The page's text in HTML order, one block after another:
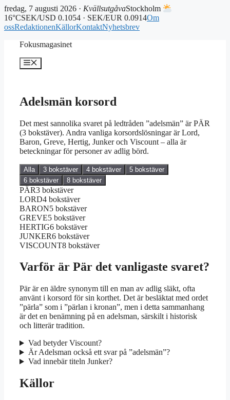
fredag, 7 augusti 2026 · KvällsutgåvaStockholm
16°CSEK/USD 0.1054 · SEK/EUR 0.0914Om
ossRedaktionenKällorKontaktNyhetsbrev
Fokusmagasinet
Meny
Adelsmän korsord
Det mest sannolika svaret på ledtråden ”adelsmän” är PÄR
(3 bokstäver). Andra vanliga korsordslösningar är Lord,
Baron, Greve, Hertig, Junker och Viscount – alla är
beteckningar för personer av adlig börd.
Alla 3 bokstäver 4 bokstäver
5 bokstäver
6 bokstäver
8 bokstäver
PÄR3 bokstäver
LORD4 bokstäver
BARON5 bokstäver
GREVE5 bokstäver
HERTIG6 bokstäver
JUNKER6 bokstäver
VISCOUNT8 bokstäver
Varför är Pär det vanligaste svaret?
Pär är en äldre synonym till en man av adlig släkt, ofta
använt i korsord för sin korthet. Det är besläktat med ordet
”pärla” som i ”pärlan i kronan”, men i detta sammanhang
är det en benämning på en adelsman, särskilt i historisk
och litterär tradition.
Vad betyder Viscount?
Är Adelsman också ett svar på ”adelsmän”?
Vad innebär titeln Junker?
Källor